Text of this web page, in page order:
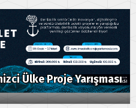
Ülke Proje Yarışması